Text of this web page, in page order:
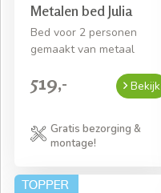
Metalen bed Julia
Bed voor 2 personen
gemaakt van metaal
519,- Bekijk
Gratis bezorging &
montage!